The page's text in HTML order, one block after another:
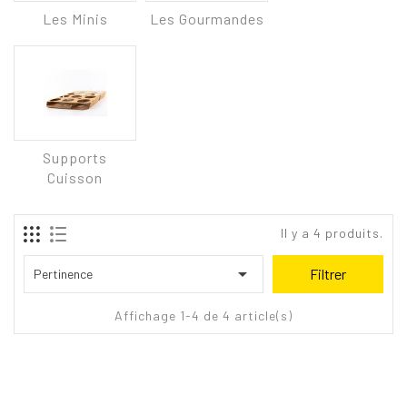
Les Minis Les Gourmandes
Supports
Cuisson
Il y a 4 produits.
Pertinence  Filtrer
Affichage 1-4 de 4 article(s)